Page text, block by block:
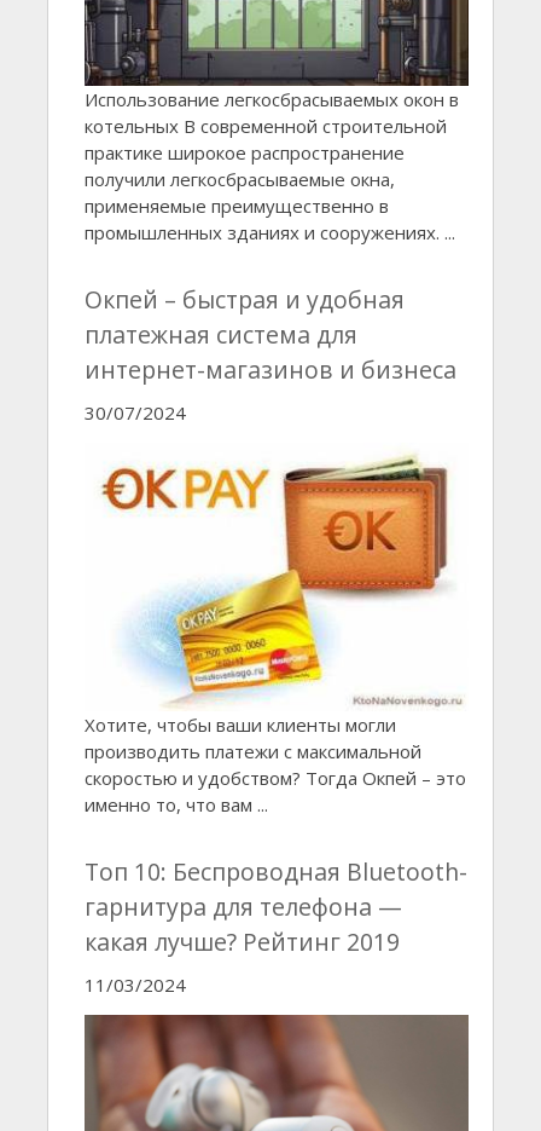
Использование легкосбрасываемых окон в
котельных В современной строительной
практике широкое распространение
получили легкосбрасываемые окна,
применяемые преимущественно в
промышленных зданиях и сооружениях. ...
Окпей – быстрая и удобная
платежная система для
интернет-магазинов и бизнеса
30/07/2024
Хотите, чтобы ваши клиенты могли
производить платежи с максимальной
скоростью и удобством? Тогда Окпей – это
именно то, что вам ...
Топ 10: Беспроводная Bluetooth-
гарнитура для телефона —
какая лучше? Рейтинг 2019
11/03/2024